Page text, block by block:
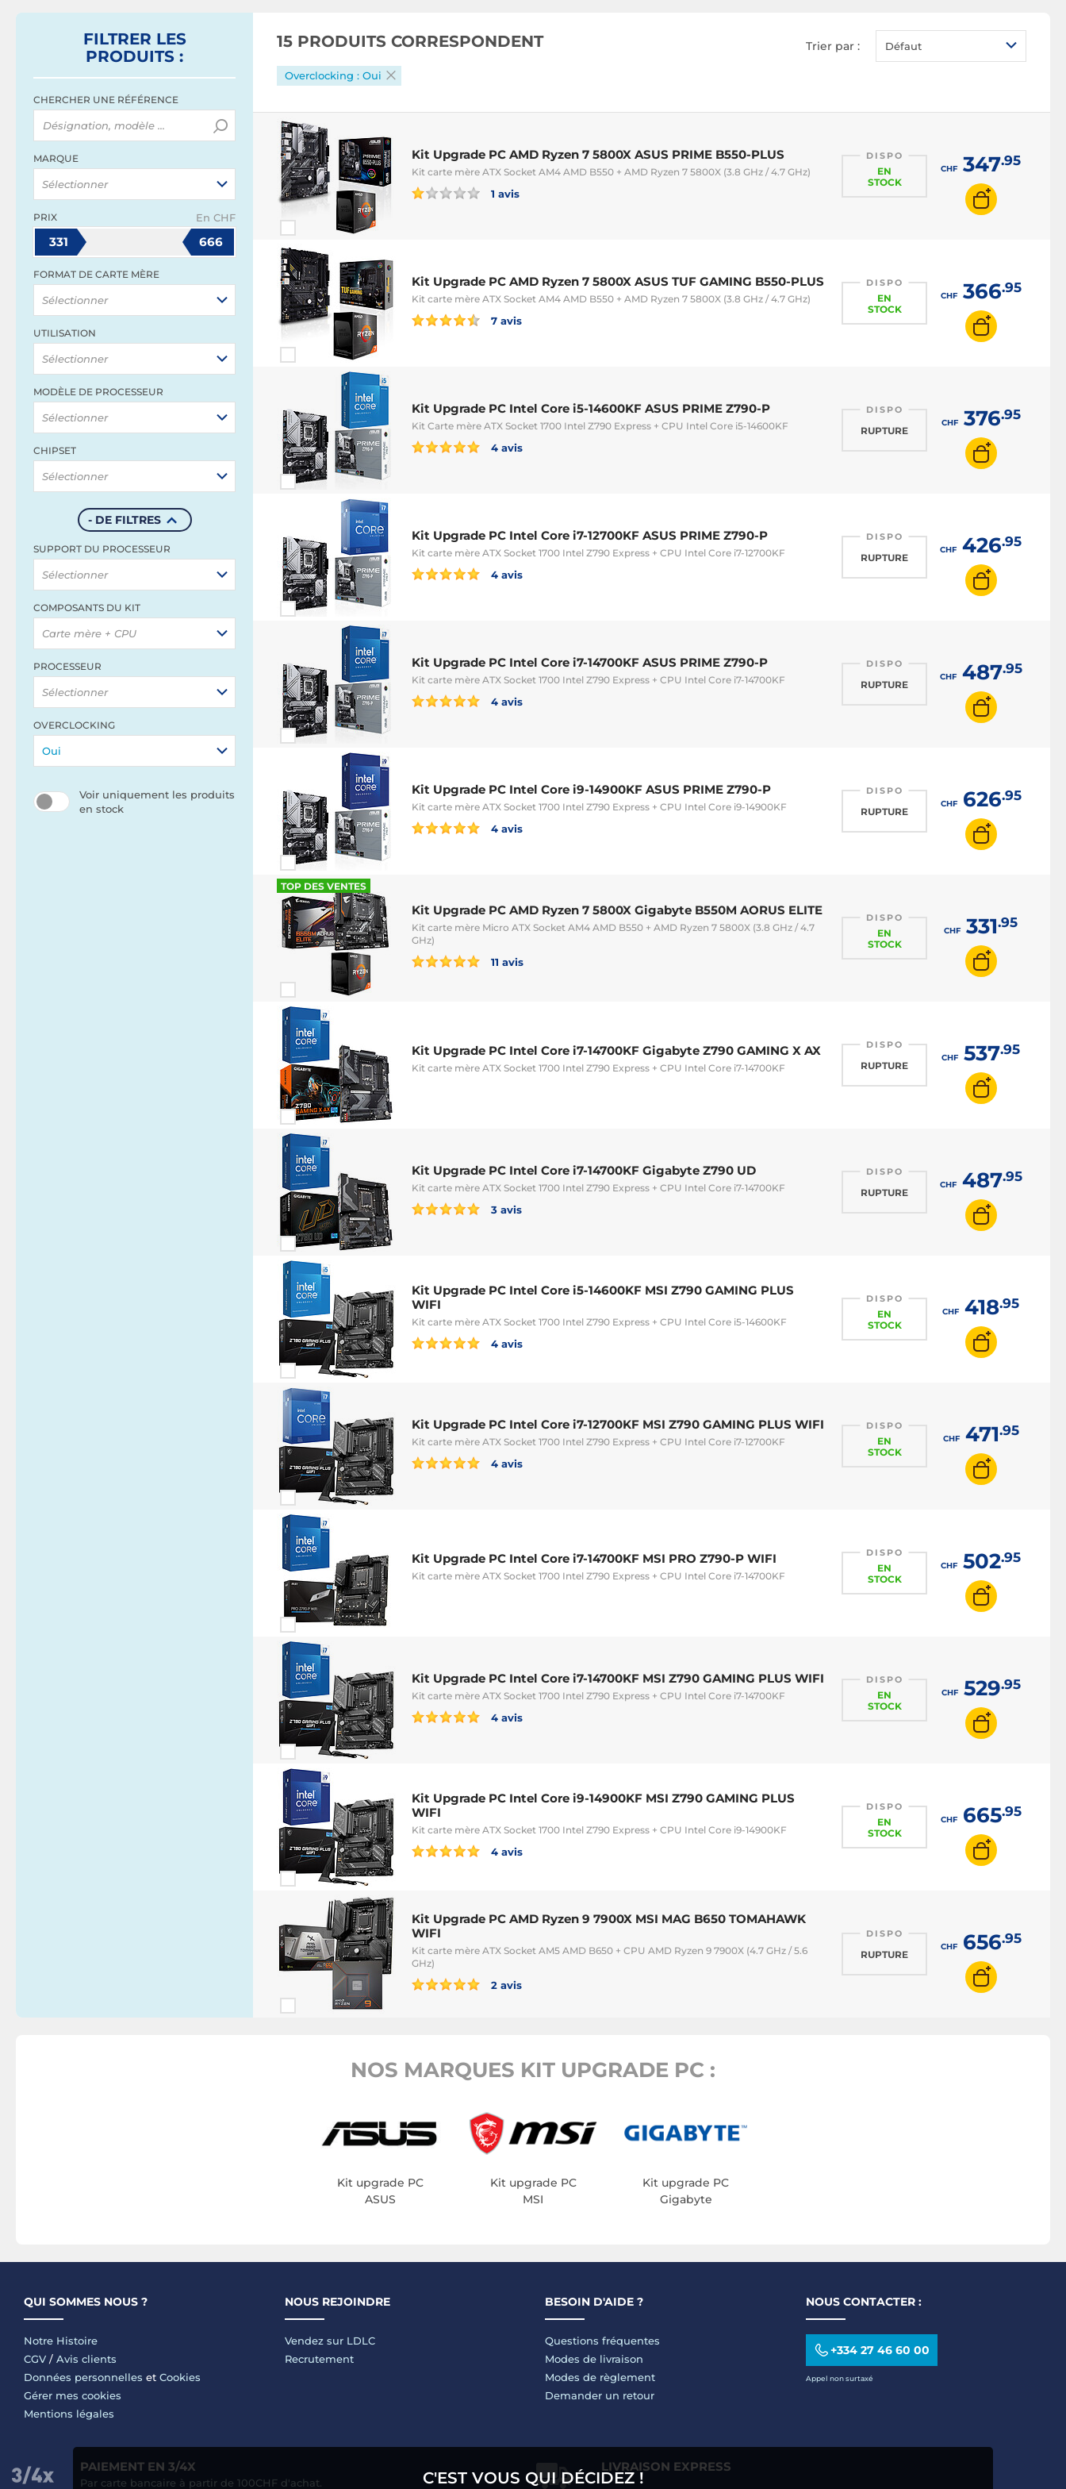
FILTRER LES
PRODUITS :
CHERCHER UNE RÉFÉRENCE
MARQUE
Sélectionner
PRIX En CHF
331 666
FORMAT DE CARTE MÈRE
Sélectionner
UTILISATION
Sélectionner
MODÈLE DE PROCESSEUR
Sélectionner
CHIPSET
Sélectionner
- DE FILTRES
SUPPORT DU PROCESSEUR
Sélectionner
COMPOSANTS DU KIT
Carte mère + CPU
PROCESSEUR
Sélectionner
OVERCLOCKING
Oui
Voir uniquement les produits
en stock
15 PRODUITS CORRESPONDENT Trier par : Défaut
Overclocking : Oui
Kit Upgrade PC AMD Ryzen 7 5800X ASUS PRIME B550-PLUS
Kit carte mère ATX Socket AM4 AMD B550 + AMD Ryzen 7 5800X (3.8 GHz / 4.7 GHz)
1 avis
DISPO
EN
STOCK
CHF347.95
Kit Upgrade PC AMD Ryzen 7 5800X ASUS TUF GAMING B550-PLUS
Kit carte mère ATX Socket AM4 AMD B550 + AMD Ryzen 7 5800X (3.8 GHz / 4.7 GHz)
7 avis
DISPO
EN
STOCK
CHF366.95
Kit Upgrade PC Intel Core i5-14600KF ASUS PRIME Z790-P
Kit Carte mère ATX Socket 1700 Intel Z790 Express + CPU Intel Core i5-14600KF
4 avis
DISPO
RUPTURE
CHF376.95
Kit Upgrade PC Intel Core i7-12700KF ASUS PRIME Z790-P
Kit carte mère ATX Socket 1700 Intel Z790 Express + CPU Intel Core i7-12700KF
4 avis
DISPO
RUPTURE
CHF426.95
Kit Upgrade PC Intel Core i7-14700KF ASUS PRIME Z790-P
Kit carte mère ATX Socket 1700 Intel Z790 Express + CPU Intel Core i7-14700KF
4 avis
DISPO
RUPTURE
CHF487.95
Kit Upgrade PC Intel Core i9-14900KF ASUS PRIME Z790-P
Kit carte mère ATX Socket 1700 Intel Z790 Express + CPU Intel Core i9-14900KF
4 avis
DISPO
RUPTURE
CHF626.95
TOP DES VENTES
Kit Upgrade PC AMD Ryzen 7 5800X Gigabyte B550M AORUS ELITE
Kit carte mère Micro ATX Socket AM4 AMD B550 + AMD Ryzen 7 5800X (3.8 GHz / 4.7
GHz)
11 avis
DISPO
EN
STOCK
CHF331.95
Kit Upgrade PC Intel Core i7-14700KF Gigabyte Z790 GAMING X AX
Kit carte mère ATX Socket 1700 Intel Z790 Express + CPU Intel Core i7-14700KF
DISPO
RUPTURE
CHF537.95
Kit Upgrade PC Intel Core i7-14700KF Gigabyte Z790 UD
Kit carte mère ATX Socket 1700 Intel Z790 Express + CPU Intel Core i7-14700KF
3 avis
DISPO
RUPTURE
CHF487.95
Kit Upgrade PC Intel Core i5-14600KF MSI Z790 GAMING PLUS
WIFI
Kit carte mère ATX Socket 1700 Intel Z790 Express + CPU Intel Core i5-14600KF
4 avis
DISPO
EN
STOCK
CHF418.95
Kit Upgrade PC Intel Core i7-12700KF MSI Z790 GAMING PLUS WIFI
Kit carte mère ATX Socket 1700 Intel Z790 Express + CPU Intel Core i7-12700KF
4 avis
DISPO
EN
STOCK
CHF471.95
Kit Upgrade PC Intel Core i7-14700KF MSI PRO Z790-P WIFI
Kit carte mère ATX Socket 1700 Intel Z790 Express + CPU Intel Core i7-14700KF
DISPO
EN
STOCK
CHF502.95
Kit Upgrade PC Intel Core i7-14700KF MSI Z790 GAMING PLUS WIFI
Kit carte mère ATX Socket 1700 Intel Z790 Express + CPU Intel Core i7-14700KF
4 avis
DISPO
EN
STOCK
CHF529.95
Kit Upgrade PC Intel Core i9-14900KF MSI Z790 GAMING PLUS
WIFI
Kit carte mère ATX Socket 1700 Intel Z790 Express + CPU Intel Core i9-14900KF
4 avis
DISPO
EN
STOCK
CHF665.95
Kit Upgrade PC AMD Ryzen 9 7900X MSI MAG B650 TOMAHAWK
WIFI
Kit carte mère ATX Socket AM5 AMD B650 + CPU AMD Ryzen 9 7900X (4.7 GHz / 5.6
GHz)
2 avis
DISPO
RUPTURE
CHF656.95
NOS MARQUES KIT UPGRADE PC :
Kit upgrade PC
ASUS
Kit upgrade PC
MSI
Kit upgrade PC
Gigabyte
QUI SOMMES NOUS ?
Notre Histoire
CGV / Avis clients
Données personnelles et Cookies
Gérer mes cookies
Mentions légales
NOUS REJOINDRE
Vendez sur LDLC
Recrutement
BESOIN D'AIDE ?
Questions fréquentes
Modes de livraison
Modes de règlement
Demander un retour
NOUS CONTACTER :
+334 27 46 60 00
Appel non surtaxé
PAIEMENT EN 3/4X
Par carte bancaire à partir de 100CHF d'achat.
LIVRAISON EXPRESS
C'EST VOUS QUI DÉCIDEZ !